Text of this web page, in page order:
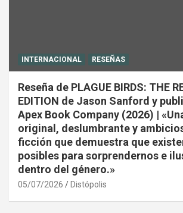
INTERNACIONAL RESEÑAS
Reseña de PLAGUE BIRDS: THE
EDITION de Jason Sanford y
Apex Book Company (2026) |
original, deslumbrante y
ficción que demuestra que
posibles para sorprendernos e
dentro del género.»
05/07/2026 Distópolis